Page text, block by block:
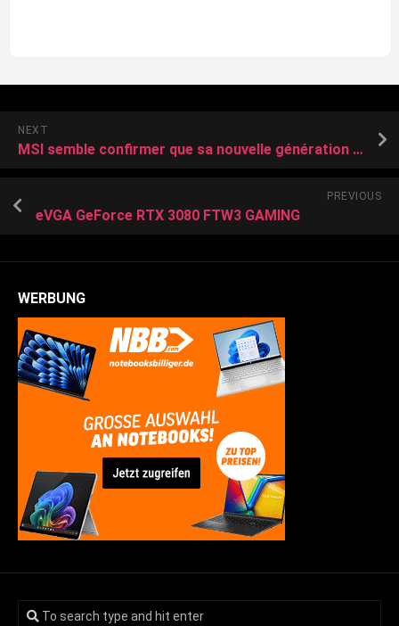
NEXT
MSI semble confirmer que sa nouvelle génération de cartes mères AM5 à deux slots DDR5 sera bien compatible avec les futurs CPU AMD Zen 6
PREVIOUS
eVGA GeForce RTX 3080 FTW3 GAMING
WERBUNG